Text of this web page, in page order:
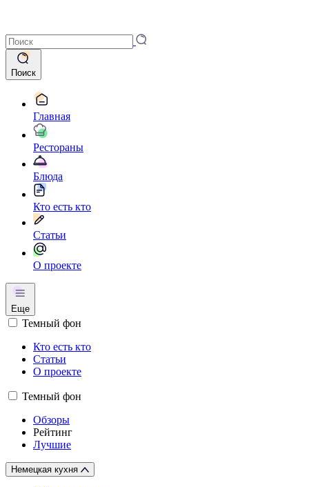
Поиск
Главная
Рестораны
Блюда
Кто есть кто
Статьи
О проекте
Еще
Темный фон
Кто есть кто
Статьи
О проекте
Темный фон
Обзоры
Рейтинг
Лучшие
Немецкая кухня